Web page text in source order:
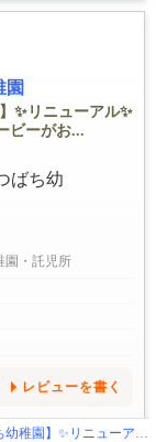
園
✨️リニューアル✨️
ビーがお...
園・託児所
レビューを書く
日本語／日本文化🧘‍♀️心と体幹を育てるキッズヨガ🔤元英会話講師によるイマージョン👆️手で思いを伝える手話🌍️異文化に触れるグローバルクラス等、新しいカリキュラムで学びのある毎日を提供します。(ベビークラス生後２ヶ月〜、トドラークラス２歳〜５歳)